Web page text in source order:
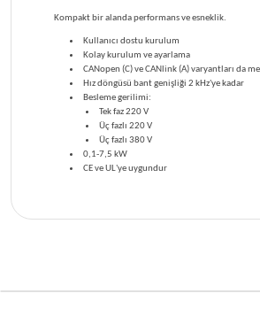
Kompakt bir alanda performans ve esneklik.
Kullanıcı dostu kurulum
Kolay kurulum ve ayarlama
CANopen (C) ve CANlink (A) varyantları da
Hız döngüsü bant genişliği 2 kHz'ye kadar
Besleme gerilimi:
Tek faz 220 V
Üç fazlı 220 V
Üç fazlı 380 V
0,1-7,5 kW
CE ve UL'ye uygundur
Görüş ve önerileriniz için teşekkür